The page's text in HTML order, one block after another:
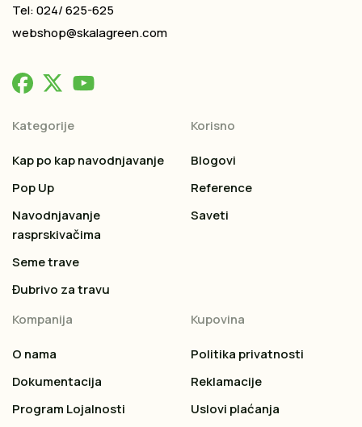
Tel: 024/ 625-625
webshop@skalagreen.com
Kategorije
Kap po kap navodnjavanje
Pop Up
Navodnjavanje
rasprskivačima
Seme trave
Đubrivo za travu
Korisno
Blogovi
Reference
Saveti
Kompanija
O nama
Dokumentacija
Program Lojalnosti
Kupovina
Politika privatnosti
Reklamacije
Uslovi plaćanja